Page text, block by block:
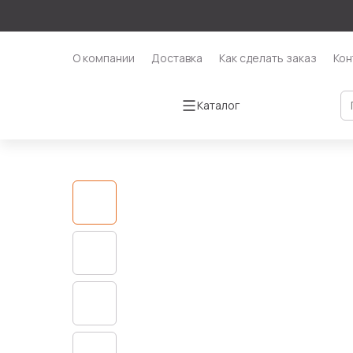
О компании Доставка Как сделать заказ
Каталог